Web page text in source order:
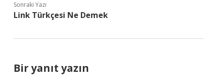
Sonraki Yazı
Link Türkçesi Ne Demek
Bir yanıt yazın